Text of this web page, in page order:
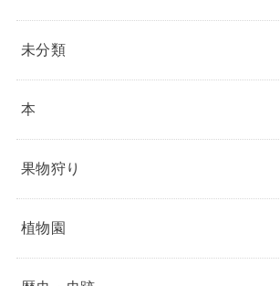
未分類
本
果物狩り
植物園